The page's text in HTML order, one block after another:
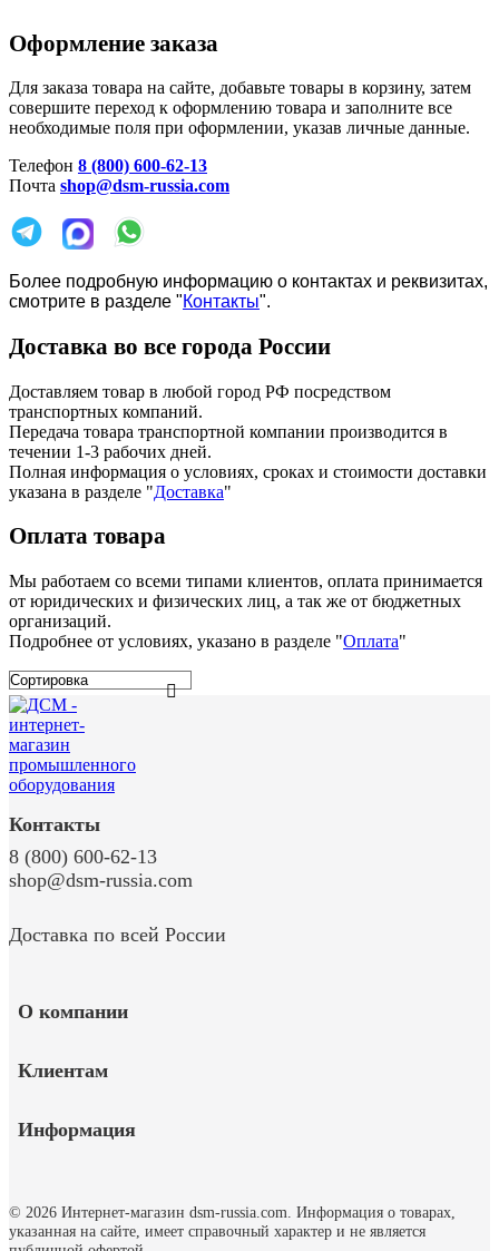
Оформление заказа
Для заказа товара на сайте, добавьте товары в корзину, затем
совершите переход к оформлению товара и заполните все
необходимые поля при оформлении, указав личные данные.
Телефон 8 (800) 600-62-13
Почта shop@dsm-russia.com
Более подробную информацию о контактах и реквизитах,
смотрите в разделе "Контакты".
Доставка во все города России
Доставляем товар в любой город РФ посредством
транспортных компаний.
Передача товара транспортной компании производится в
течении 1-3 рабочих дней.
Полная информация о условиях, сроках и стоимости доставки
указана в разделе "Доставка"
Оплата товара
Мы работаем со всеми типами клиентов, оплата принимается
от юридических и физических лиц, а так же от бюджетных
организаций.
Подробнее от условиях, указано в разделе "Оплата"
О компании
Клиентам
Информация
Контакты
8 (800) 600-62-13
shop@dsm-russia.com
Доставка по всей России
© 2026 Интернет-магазин dsm-russia.com. Информация о товарах,
указанная на сайте, имеет справочный характер и не является